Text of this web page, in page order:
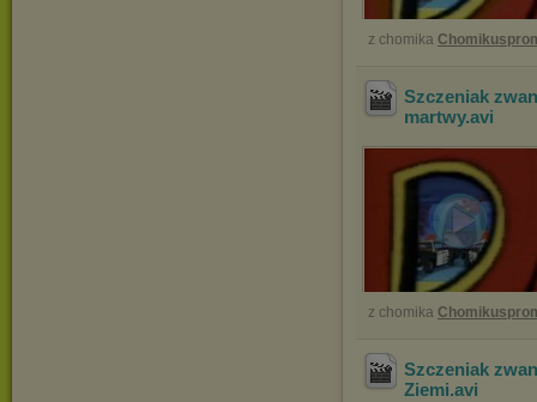
z chomika
Szczeniak
martwy.avi
z chomika
Szczeniak
Ziemi.avi